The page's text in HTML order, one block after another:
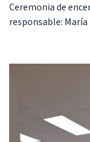
Ceremonia de
responsable: